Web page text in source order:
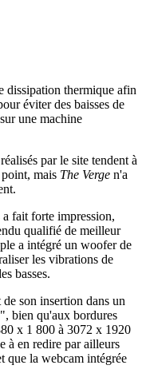
dissipation thermique afin
éviter des baisses de
une machine
par le site tendent à
mais The Verge n'a
fait forte impression,
qualifié de meilleur
a intégré un woofer de
les vibrations de
basses.
son insertion dans un
bien qu'aux bordures
x 1 800 à 3072 x 1920
à en redire par ailleurs
que la webcam intégrée